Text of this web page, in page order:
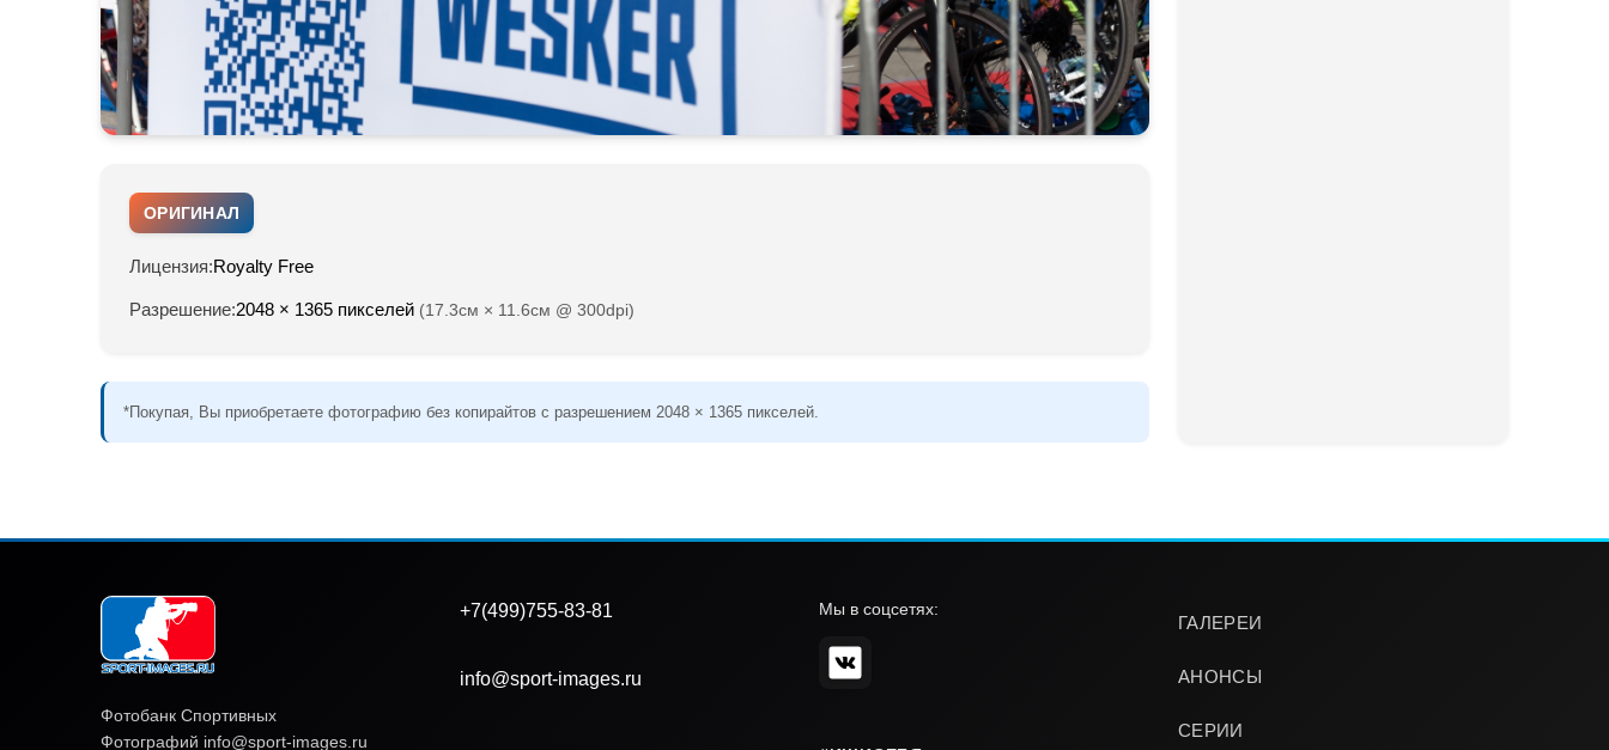
ОРИГИНАЛ
Лицензия:Royalty Free
Разрешение:2048 × 1365 пикселей (17.3см × 11.6см @ 300dpi)
*Покупая, Вы приобретаете фотографию без копирайтов с разрешением 2048 × 1365 пикселей.
Фотобанк Спортивных
Фотографий info@sport-images.ru
ГАЛЕРЕИ
АНОНСЫ
СЕРИИ
+7(499)755-83-81
info@sport-images.ru
Мы в соцсетях: